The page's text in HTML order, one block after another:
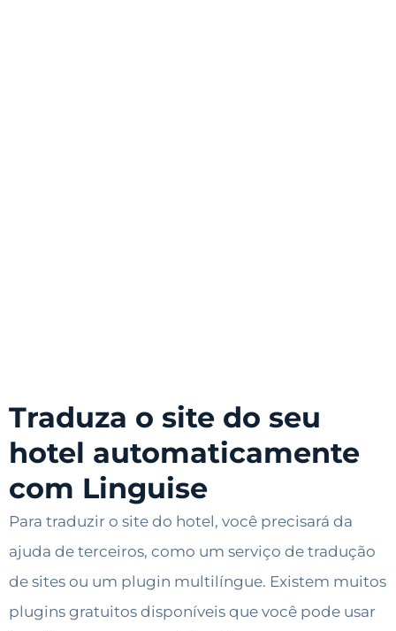
Traduza o site do seu
hotel automaticamente
com Linguise
Para traduzir o site do hotel, você precisará da
ajuda de terceiros, como um serviço de tradução
de sites ou um plugin multilíngue. Existem muitos
plugins gratuitos disponíveis que você pode usar